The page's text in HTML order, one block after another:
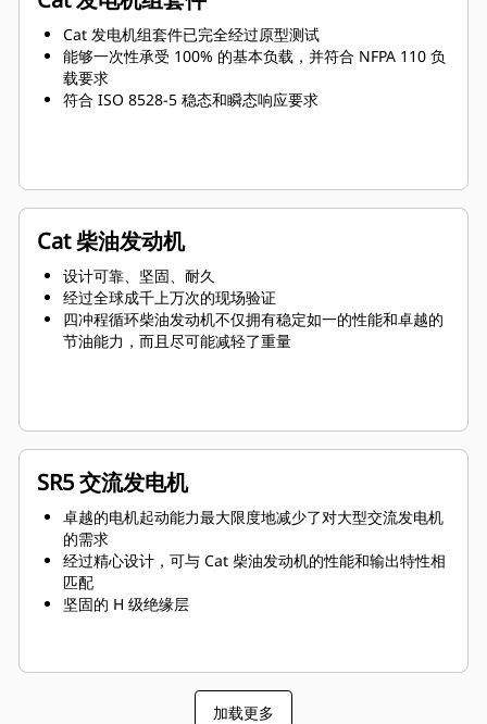
Cat 发电机组套件已完全经过原型测试
能够一次性承受 100% 的基本负载，并符合 NFPA 110 负
载要求
符合 ISO 8528-5 稳态和瞬态响应要求
Cat 柴油发动机
设计可靠、坚固、耐久
经过全球成千上万次的现场验证
四冲程循环柴油发动机不仅拥有稳定如一的性能和卓越的
节油能力，而且尽可能减轻了重量
SR5 交流发电机
卓越的电机起动能力最大限度地减少了对大型交流发电机
的需求
经过精心设计，可与 Cat 柴油发动机的性能和输出特性相
匹配
坚固的 H 级绝缘层
加载更多